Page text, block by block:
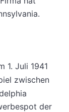
1. Juli 1941
zwischen
der